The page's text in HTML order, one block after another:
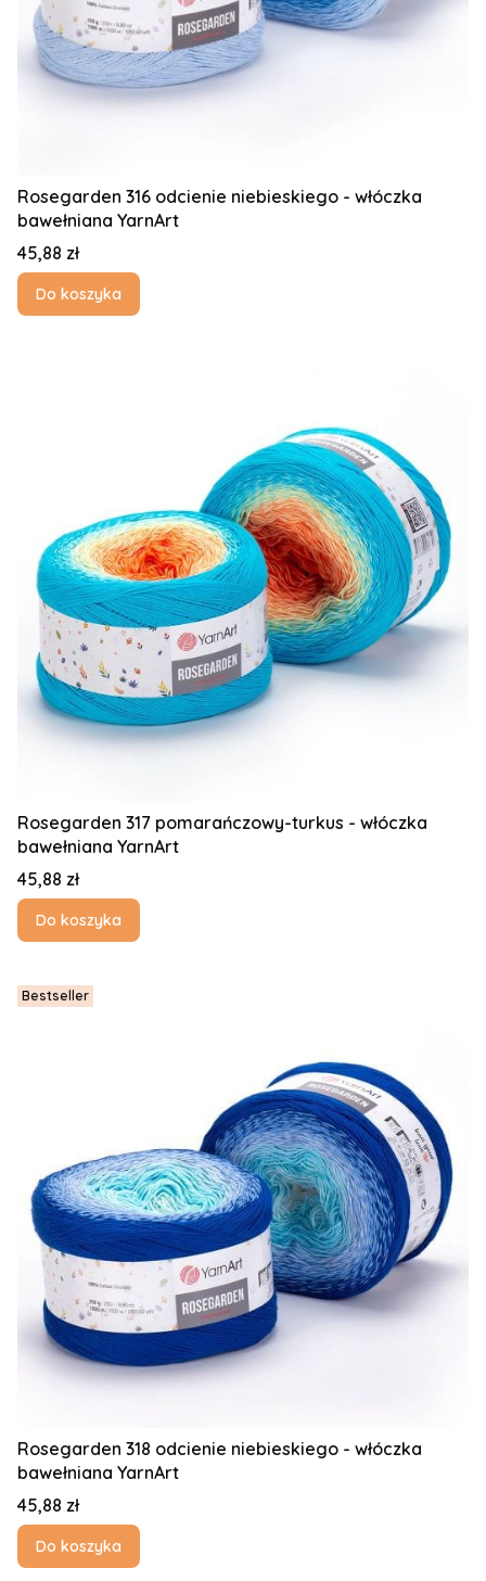
Rosegarden 316 odcienie niebieskiego - włóczka
bawełniana YarnArt
Cena
45,88 zł
Do koszyka
Rosegarden 317 pomarańczowy-turkus - włóczka
bawełniana YarnArt
Cena
45,88 zł
Do koszyka
Bestseller
Rosegarden 318 odcienie niebieskiego - włóczka
bawełniana YarnArt
Cena
45,88 zł
Do koszyka